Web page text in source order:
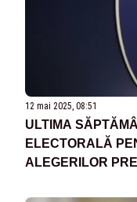
12 mai 2025, 08:51
ULTIMA
ELECTORALĂ
ALEGERILOR